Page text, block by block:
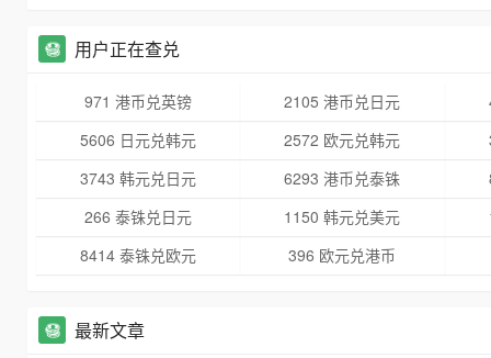
用户正在查兑
971 港币兑英镑 2105 港币兑日元
5606 日元兑韩元
2572 欧元兑韩元
3743 韩元兑日元
6293 港币兑泰铢
266 泰铢兑日元
1150 韩元兑美元
8414 泰铢兑欧元
396 欧元兑港币
最新文章